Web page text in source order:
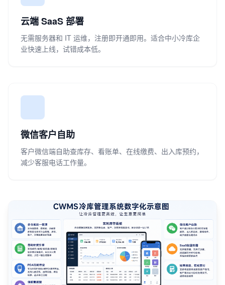
云端 SaaS 部署
无需服务器和 IT 运维，注册即开通即用。适合中小冷库企
业快速上线，试错成本低。
微信客户自助
客户微信端自助查库存、看账单、在线缴费、出入库预约，
减少客服电话工作量。